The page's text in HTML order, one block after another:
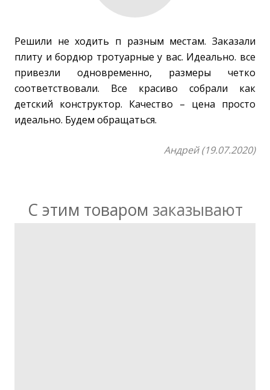
Решили не ходить п разным местам. Заказали
плиту и бордюр тротуарные у вас. Идеально. все
привезли одновременно, размеры четко
соответствовали. Все красиво собрали как
детский конструктор. Качество – цена просто
идеально. Будем обращаться.
Андрей (19.07.2020)
С этим товаром заказывают